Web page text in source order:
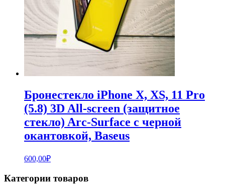
Бронестекло iPhone X, XS, 11 Pro
(5.8) 3D All-screen (защитное
стекло) Arc-Surface с черной
окантовкой, Baseus
600,00₽
Категории товаров